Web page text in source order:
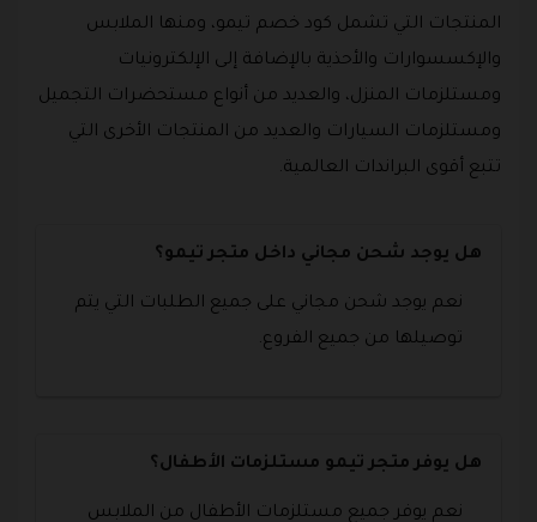
المنتجات التي تشمل كود خصم تيمو، ومنها الملابس
والإكسسوارات والأحذية بالإضافة إلى الإلكترونيات
ومستلزمات المنزل، والعديد من أنواع مستحضرات التجميل
ومستلزمات السيارات والعديد من المنتجات الأخرى التي
تتبع أقوى البراندات العالمية.
هل يوجد شحن مجاني داخل متجر تيمو؟
نعم يوجد شحن مجاني على جميع الطلبات التي يتم
توصيلها من جميع الفروع.
هل يوفر متجر تيمو مستلزمات الأطفال؟
نعم يوفر جميع مستلزمات الأطفال من الملابس